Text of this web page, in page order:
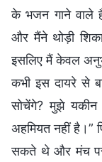
के भजन गाने वाले
और मैंने थोड़ी
इसलिए मैं केवल
कभी इस दायरे से
सोचेंगे? मुझे यकीन
अहमियत नहीं है।”
सकते थे और मंच पर